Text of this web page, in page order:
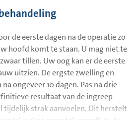
op de wond vormen, dan kunt u
U mag wel douchen maar
raden aan om ongeveer drie
een zonnebril te dragen of
zonnebrandmiddel met hoge
de eerste dagen na de operatie zo
hoofd komt te staan. U mag niet te
tillen. Uw oog kan er de eerste
uitzien. De ergste zwelling en
ongeveer 10 dagen. Pas na drie
resultaat van de ingreep
tijdelijk strak aanvoelen. Dit herstelt